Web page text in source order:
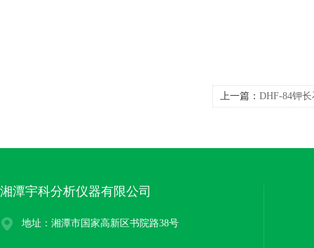
上一篇： DHF-84钾
湘潭宇科分析仪器有限公司
地址：湘潭市国家高新区书院路38号